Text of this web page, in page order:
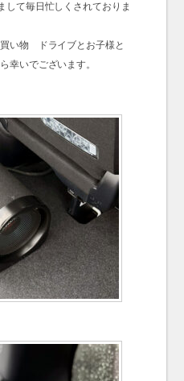
して毎日忙しくされておりま
い物 ドライブとお子様と
幸いでございます。